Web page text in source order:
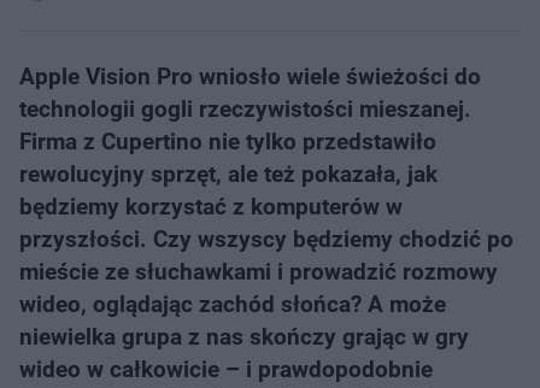
Apple Vision Pro wniosło wiele świeżości do
technologii gogli rzeczywistości mieszanej.
Firma z Cupertino nie tylko przedstawiło
rewolucyjny sprzęt, ale też pokazała, jak
będziemy korzystać z komputerów w
przyszłości. Czy wszyscy będziemy chodzić po
mieście ze słuchawkami i prowadzić rozmowy
wideo, oglądając zachód słońca? A może
niewielka grupa z nas skończy grając w gry
wideo w całkowicie – i prawdopodobnie